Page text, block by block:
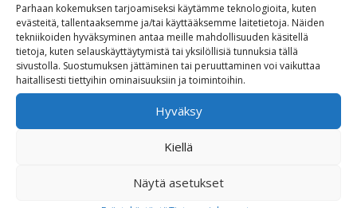
Parhaan kokemuksen tarjoamiseksi käytämme teknologioita, kuten
evästeitä, tallentaaksemme ja/tai käyttääksemme laitetietoja. Näiden
tekniikoiden hyväksyminen antaa meille mahdollisuuden käsitellä
tietoja, kuten selauskäyttäytymistä tai yksilöllisiä tunnuksia tällä
sivustolla. Suostumuksen jättäminen tai peruuttaminen voi vaikuttaa
haitallisesti tiettyihin ominaisuuksiin ja toimintoihin.
Hyväksy
Kiellä
Näytä asetukset
FILTER,OIL,ASSY
(62700280)
26,66€
ELEMENT,BLACK